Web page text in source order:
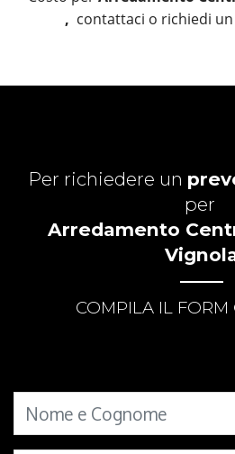
, contattaci o richiedi
Per richiedere un
per
Arredamento
COMPILA IL FORM